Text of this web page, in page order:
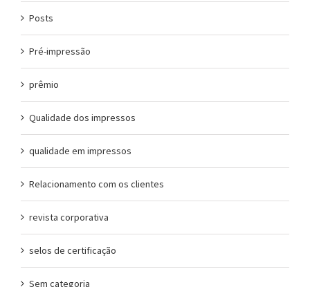
Posts
Pré-impressão
prêmio
Qualidade dos impressos
qualidade em impressos
Relacionamento com os clientes
revista corporativa
selos de certificação
Sem categoria